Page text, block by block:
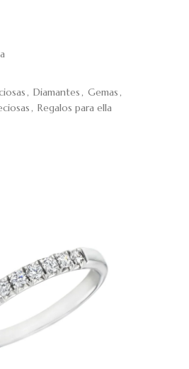
, Diamantes, Gemas,
, Regalos para ella